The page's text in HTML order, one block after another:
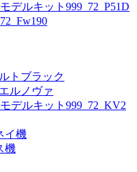
デルキット999_72_P51D
トブラック
ルノヴァ
デルキット999_72_KV2
イ機
機